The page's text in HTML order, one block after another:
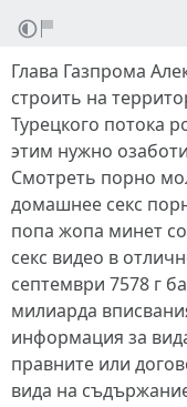
Глава Газпрома
строить на
Турецкого потока
этим нужно
Смотреть порно
домашнее секс
попа жопа минет
секс видео в
септември 7578 г
милиарда
информация за
правните или
вида на